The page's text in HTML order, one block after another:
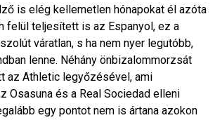
is elég kellemetlen hónapokat él azóta
felül teljesített is az Espanyol, ez a
váratlan, s ha nem nyer legutóbb,
lenne. Néhány önbizalommorzsát
az Athletic legyőzésével, ami
Osasuna és a Real Sociedad elleni
egy pontot nem is ártana azokon